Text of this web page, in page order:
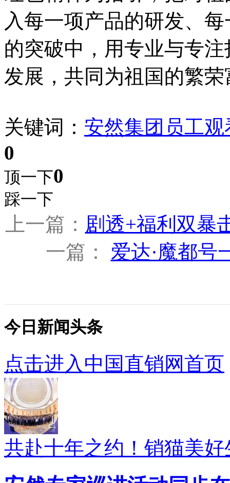
入每一项产品的研发、
的突破中，用专业与专
发展，共同为祖国的繁
关键词： 安然集团 员工观
0
顶一下0
踩一下
上一篇： 剧透+福利双暴
一篇： 爱达·魔都号
今日新闻头条
点击进入中国直销网首页
共赴十年之约！销猫美